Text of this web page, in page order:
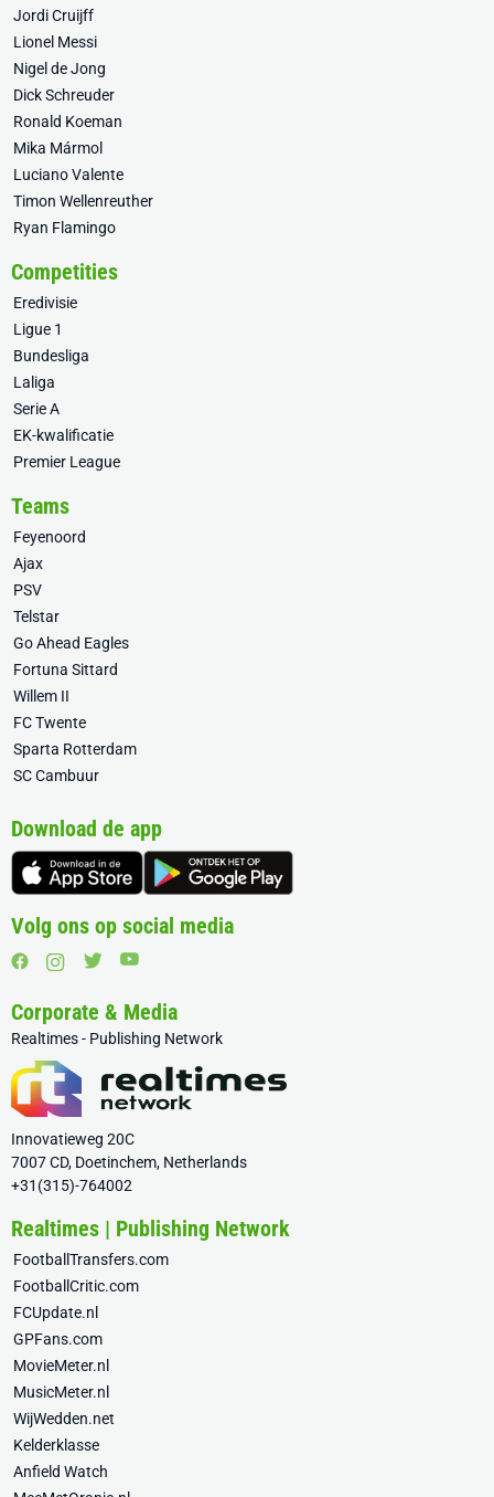
Jordi Cruijff
Lionel Messi
Nigel de Jong
Dick Schreuder
Ronald Koeman
Mika Mármol
Luciano Valente
Timon Wellenreuther
Ryan Flamingo
Competities
Eredivisie
Ligue 1
Bundesliga
Laliga
Serie A
EK-kwalificatie
Premier League
Teams
Feyenoord
Ajax
PSV
Telstar
Go Ahead Eagles
Fortuna Sittard
Willem II
FC Twente
Sparta Rotterdam
SC Cambuur
Download de app
Volg ons op social media
Corporate & Media
Realtimes - Publishing Network
Innovatieweg 20C
7007 CD, Doetinchem, Netherlands
+31(315)-764002
Realtimes | Publishing Network
FootballTransfers.com
FootballCritic.com
FCUpdate.nl
GPFans.com
MovieMeter.nl
MusicMeter.nl
WijWedden.net
Kelderklasse
Anfield Watch